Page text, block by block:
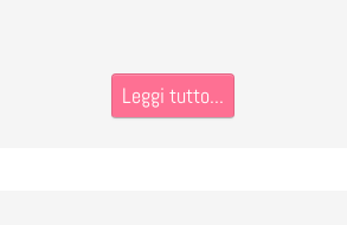
Leggi tutto...